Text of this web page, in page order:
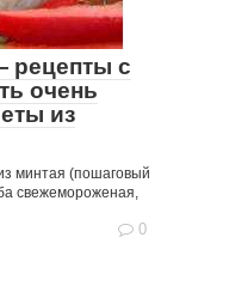
рецепты с
очень
из
минтая (пошаговый
свежемороженая,
0